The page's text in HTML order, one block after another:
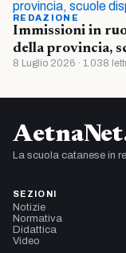
REDAZIONE
Immissioni in
della provincia,
8 Luglio 2026 · 1.038
La scuola catanese in
SEZIONI
Notizie
Normativa
Didattica
Video